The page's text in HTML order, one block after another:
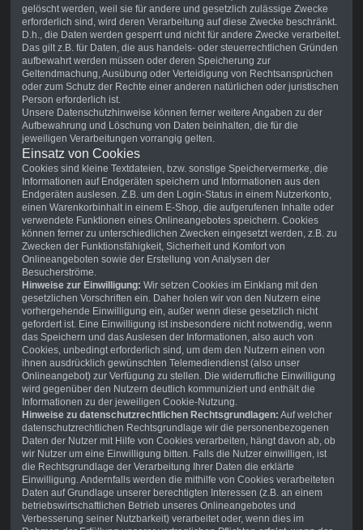
gelöscht werden, weil sie für andere und gesetzlich zulässige Zwecke
erforderlich sind, wird deren Verarbeitung auf diese Zwecke beschränkt.
D.h., die Daten werden gesperrt und nicht für andere Zwecke verarbeitet.
Das gilt z.B. für Daten, die aus handels- oder steuerrechtlichen Gründen
aufbewahrt werden müssen oder deren Speicherung zur
Geltendmachung, Ausübung oder Verteidigung von Rechtsansprüchen
oder zum Schutz der Rechte einer anderen natürlichen oder juristischen
Person erforderlich ist.
Unsere Datenschutzhinweise können ferner weitere Angaben zu der
Aufbewahrung und Löschung von Daten beinhalten, die für die
jeweiligen Verarbeitungen vorrangig gelten.
Einsatz von Cookies
Cookies sind kleine Textdateien, bzw. sonstige Speichervermerke, die
Informationen auf Endgeräten speichern und Informationen aus den
Endgeräten auslesen. Z.B. um den Login-Status in einem Nutzerkonto,
einen Warenkorbinhalt in einem E-Shop, die aufgerufenen Inhalte oder
verwendete Funktionen eines Onlineangebotes speichern. Cookies
können ferner zu unterschiedlichen Zwecken eingesetzt werden, z.B. zu
Zwecken der Funktionsfähigkeit, Sicherheit und Komfort von
Onlineangeboten sowie der Erstellung von Analysen der
Besucherströme.
Hinweise zur Einwilligung: Wir setzen Cookies im Einklang mit den
gesetzlichen Vorschriften ein. Daher holen wir von den Nutzern eine
vorhergehende Einwilligung ein, außer wenn diese gesetzlich nicht
gefordert ist. Eine Einwilligung ist insbesondere nicht notwendig, wenn
das Speichern und das Auslesen der Informationen, also auch von
Cookies, unbedingt erforderlich sind, um dem den Nutzern einen von
ihnen ausdrücklich gewünschten Telemediendienst (also unser
Onlineangebot) zur Verfügung zu stellen. Die widerrufliche Einwilligung
wird gegenüber den Nutzern deutlich kommuniziert und enthält die
Informationen zu der jeweiligen Cookie-Nutzung.
Hinweise zu datenschutzrechtlichen Rechtsgrundlagen: Auf welcher
datenschutzrechtlichen Rechtsgrundlage wir die personenbezogenen
Daten der Nutzer mit Hilfe von Cookies verarbeiten, hängt davon ab, ob
wir Nutzer um eine Einwilligung bitten. Falls die Nutzer einwilligen, ist
die Rechtsgrundlage der Verarbeitung Ihrer Daten die erklärte
Einwilligung. Andernfalls werden die mithilfe von Cookies verarbeiteten
Daten auf Grundlage unserer berechtigten Interessen (z.B. an einem
betriebswirtschaftlichen Betrieb unseres Onlineangebotes und
Verbesserung seiner Nutzbarkeit) verarbeitet oder, wenn dies im